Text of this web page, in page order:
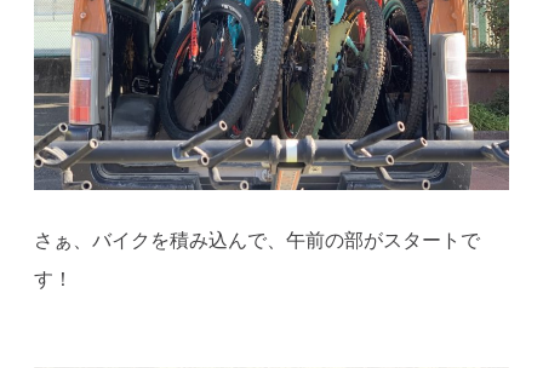
さぁ、バイクを積み込んで、午前の部がスタートで
す！